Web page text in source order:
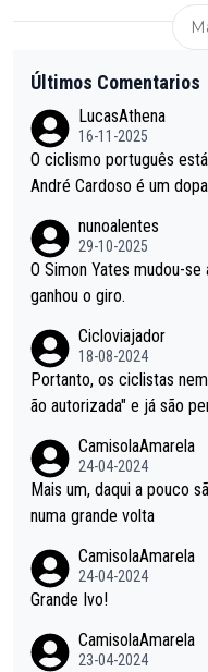
Últimos Comentarios
LucasAthena
16-11-2025
O ciclismo português
André Cardoso é um
o?
nunoalentes
29-10-2025
O Simon Yates mudou-
ganhou o giro.
Cicloviajador
18-08-2024
Portanto, os ciclistas
ão autorizada" e já são
tende... Mas penalizar os
é roubar na secretaria o
CamisolaAmarela
24-04-2024
Mais um, daqui a pouco
numa grande volta
CamisolaAmarela
24-04-2024
Grande Ivo!
CamisolaAmarela
23-04-2024